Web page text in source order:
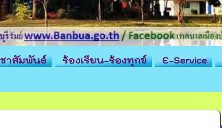
าสัมพันธ์ ร้องเรียน-ร้องทุกข์ E-Service